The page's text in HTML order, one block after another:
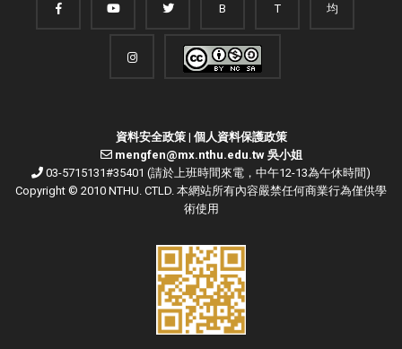
B T 均
資料安全政策| 個人資料保護政策
mengfen@mx.nthu.edu.tw 吳小姐
03-5715131#35401 (請於上班時間來電，中午12-13為午休時間)
Copyright © 2010 NTHU. CTLD. 本網站所有內容嚴禁任何商業行為僅供學
術使用